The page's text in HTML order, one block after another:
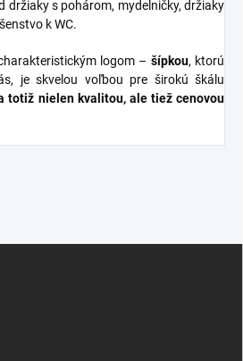
držiaky s pohárom, mydelničky, držiaky
k WC.
logom – šípkou, ktorú
je skvelou voľbou pre širokú škálu
totiž nielen kvalitou, ale tiež cenovou